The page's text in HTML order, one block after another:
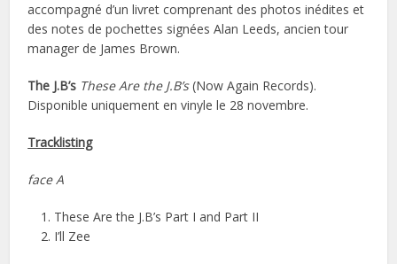
accompagné d’un livret comprenant des photos inédites et
des notes de pochettes signées Alan Leeds, ancien tour
manager de James Brown.
The J.B’s These Are the J.B’s(Now Again Records).
Disponible uniquement en vinyle le 28 novembre.
Tracklisting
face A
These Are the J.B’s Part I and Part II
I’ll Zee